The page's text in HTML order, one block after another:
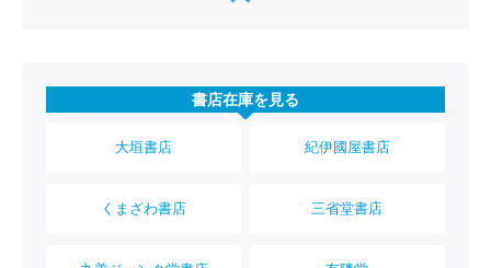
書店在庫を見る
大垣書店 紀伊國屋書店
くまざわ書店 三省堂書店